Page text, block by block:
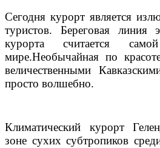
Сегодня курорт является
туристов. Береговая линия
курорта считается
мире.Необычайная по
величественными
просто волшебно.
Климатический курорт
зоне сухих субтропиков